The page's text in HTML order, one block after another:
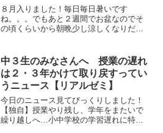
８月入りました！毎日毎日暑いです
ね。。。でもあと２週間でお盆なのでそ
の頃くらいから朝晩少し涼しくなりだし
ませんでした。今年の夏休みから完全に
個別での夏季特訓へ変更したた...
中３生のみなさんへ 授業の遅れ
は２・３年かけて取り戻すってい
うニュース【リアルゼミ】
今日のニュース見てびっくりしました！
【独自】授業やり残し、学年をまたいで
繰り越しへ…小中学校の学習遅れに特例